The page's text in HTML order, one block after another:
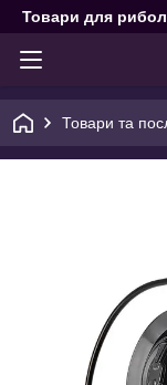
Товари для
Товари та